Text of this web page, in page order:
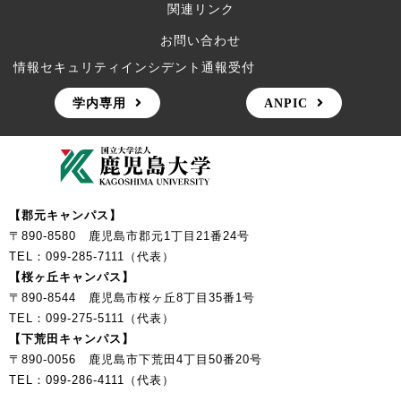
関連リンク
お問い合わせ
情報セキュリティインシデント通報受付
学内専用 ANPIC
【郡元キャンパス】
〒890-8580 鹿児島市郡元1丁目21番24号
TEL：099-285-7111（代表）
【桜ヶ丘キャンパス】
〒890-8544 鹿児島市桜ヶ丘8丁目35番1号
TEL：099-275-5111（代表）
【下荒田キャンパス】
〒890-0056 鹿児島市下荒田4丁目50番20号
TEL：099-286-4111（代表）